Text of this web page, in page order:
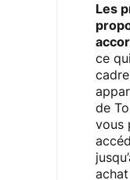
Les
ce
de
vous